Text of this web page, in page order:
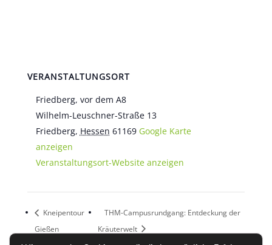
VERANSTALTUNGSORT
Friedberg, vor dem A8
Wilhelm-Leuschner-Straße 13
Friedberg, Hessen 61169 Google Karte
anzeigen
Veranstaltungsort-Website anzeigen
Kneipentour
Gießen
THM-Campusrundgang: Entdeckung der
Kräuterwelt